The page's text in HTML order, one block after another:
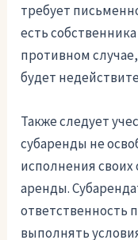
требует
есть
противном
будет
Также следует
субаренды не
исполнения своих
аренды.
ответственность
выполнять